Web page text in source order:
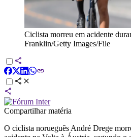
Ciclista morreu em acidente
Franklin/Getty Images/File
Compartilhar matéria
O ciclista norueguês André Drege